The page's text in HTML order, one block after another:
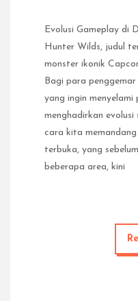
Evolusi Gameplay di
Hunter Wilds, judul
monster ikonik
Bagi para
yang ingin menyelami
menghadirkan evolusi
cara kita
terbuka, yang
beberapa area, kini